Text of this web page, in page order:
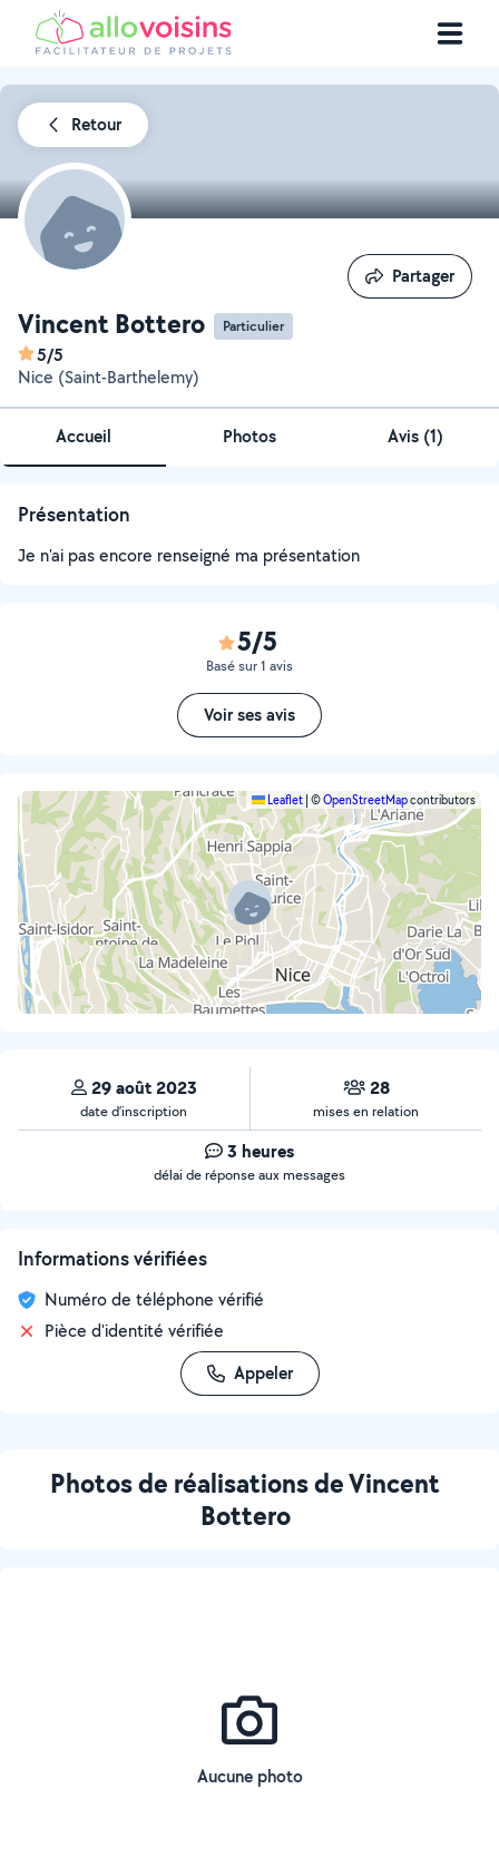
Retour
Vincent Bottero Particulier
5/5
Nice (Saint-Barthelemy)
Partager
Partager
Accueil Photos Avis (1)
Présentation
Je n'ai pas encore renseigné ma présentation
5/5
Basé sur 1 avis
Voir ses avis
Leaflet ©OpenStreetMapcontributors
29 août 2023
date d’inscription
28
mises en relation
3 heures
délai de réponse aux messages
Informations vérifiées
Numéro de téléphone vérifié
Pièce d'identité vérifiée
Appeler
Photos de réalisations de Vincent
Bottero
Aucune photo